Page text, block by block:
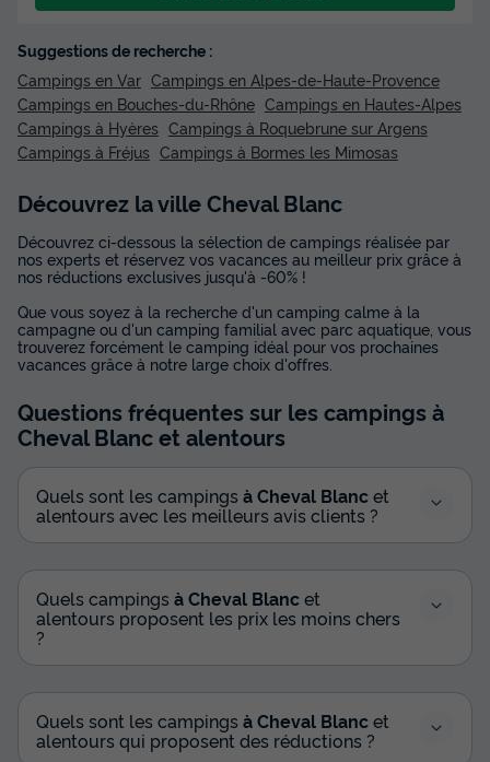
Suggestions de recherche :
Campings en Var Campings en Alpes-de-Haute-Provence
Campings en Bouches-du-Rhône Campings en Hautes-Alpes
Campings à Hyères Campings à Roquebrune sur Argens
Campings à Fréjus Campings à Bormes les Mimosas
Découvrez la ville Cheval Blanc
Découvrez ci-dessous la sélection de campings réalisée par
nos experts et réservez vos vacances au meilleur prix grâce à
nos réductions exclusives jusqu'à -60% !
Que vous soyez à la recherche d'un camping calme à la
campagne ou d'un camping familial avec parc aquatique, vous
trouverez forcément le camping idéal pour vos prochaines
vacances grâce à notre large choix d'offres.
Questions fréquentes sur les campings à
Cheval Blancet alentours
Quels sont les campings à Cheval Blancet
alentours avec les meilleurs avis clients ?
Quels campings à Cheval Blancet
alentours proposent les prix les moins chers
?
Quels sont les campings à Cheval Blancet
alentours qui proposent des réductions ?